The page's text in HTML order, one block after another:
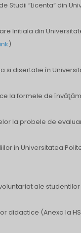
Studii “Licenta” din
Initiala din
)
si disertatie în
la formele de
la probele de
in Universitatea
ale studentilor
didactice (Anexa la HS